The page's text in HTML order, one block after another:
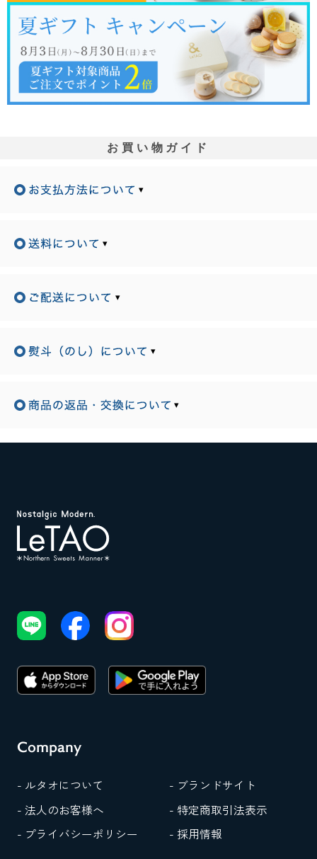
お買い物ガイド
▾
▾
▾
▾
▾
Company
- ルタオについて
- ブランドサイト
- 法人のお客様へ
- 特定商取引法表示
- プライバシーポリシー
- 採用情報